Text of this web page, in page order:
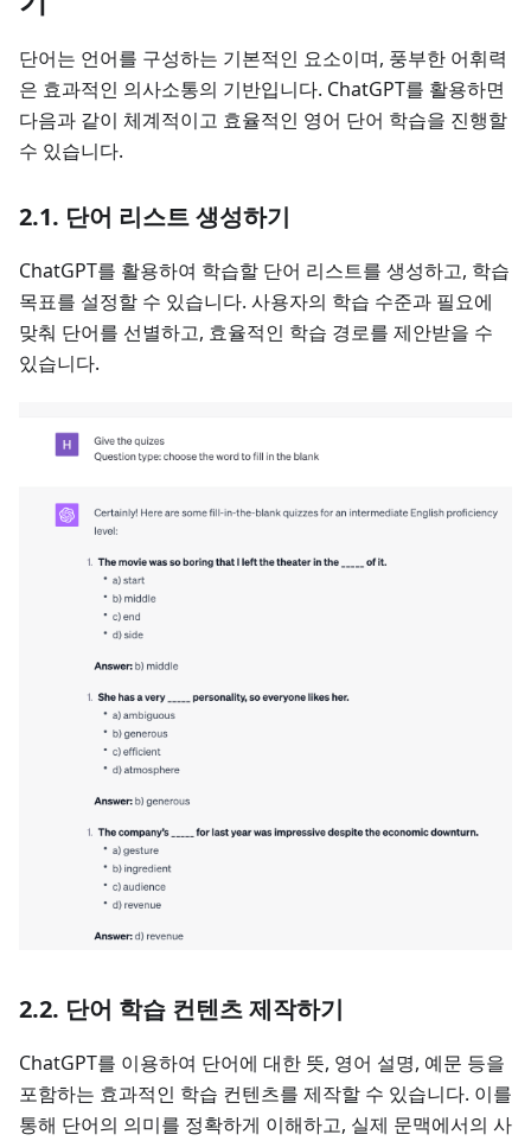
단어는 언어를 구성하는 기본적인 요소이며, 풍부한 어휘력
은 효과적인 의사소통의 기반입니다. ChatGPT를 활용하면
다음과 같이 체계적이고 효율적인 영어 단어 학습을 진행할
수 있습니다.
2.1. 단어 리스트 생성하기
ChatGPT를 활용하여 학습할 단어 리스트를 생성하고, 학습
목표를 설정할 수 있습니다. 사용자의 학습 수준과 필요에
맞춰 단어를 선별하고, 효율적인 학습 경로를 제안받을 수
있습니다.
2.2. 단어 학습 컨텐츠 제작하기
ChatGPT를 이용하여 단어에 대한 뜻, 영어 설명, 예문 등을
포함하는 효과적인 학습 컨텐츠를 제작할 수 있습니다. 이를
통해 단어의 의미를 정확하게 이해하고, 실제 문맥에서의 사